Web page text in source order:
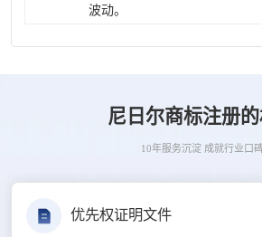
波动。
尼日尔商标注册
10年服务沉淀 成就行业口
优先权证明文件